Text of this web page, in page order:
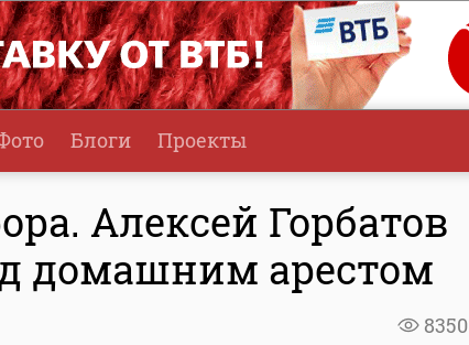
Блоги Проекты
Алексей Горбатов
домашним арестом
8350